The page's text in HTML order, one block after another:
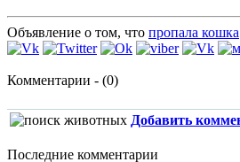
Объявление о том, что пропала кошка
Комментарии - (0)
Добавить
Последние комментарии